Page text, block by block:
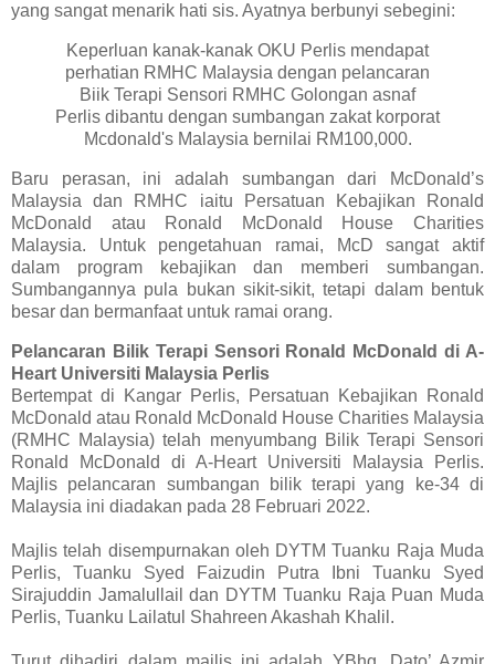
yang sangat menarik hati sis. Ayatnya berbunyi sebegini:
Keperluan kanak-kanak OKU Perlis mendapat
perhatian RMHC Malaysia dengan pelancaran
Biik Terapi Sensori RMHC Golongan asnaf
Perlis dibantu dengan sumbangan zakat korporat
Mcdonald's Malaysia bernilai RM100,000.
Baru perasan, ini adalah sumbangan dari McDonald’s
Malaysia dan RMHC iaitu Persatuan Kebajikan Ronald
McDonald atau Ronald McDonald House Charities
Malaysia. Untuk pengetahuan ramai, McD sangat aktif
dalam program kebajikan dan memberi sumbangan.
Sumbangannya pula bukan sikit-sikit, tetapi dalam bentuk
besar dan bermanfaat untuk ramai orang.
Pelancaran Bilik Terapi Sensori Ronald McDonald di A-
Heart Universiti Malaysia Perlis
Bertempat di Kangar Perlis, Persatuan Kebajikan Ronald
McDonald atau Ronald McDonald House Charities Malaysia
(RMHC Malaysia) telah menyumbang Bilik Terapi Sensori
Ronald McDonald di A-Heart Universiti Malaysia Perlis.
Majlis pelancaran sumbangan bilik terapi yang ke-34 di
Malaysia ini diadakan pada 28 Februari 2022.
Majlis telah disempurnakan oleh DYTM Tuanku Raja Muda
Perlis, Tuanku Syed Faizudin Putra Ibni Tuanku Syed
Sirajuddin Jamalullail dan DYTM Tuanku Raja Puan Muda
Perlis, Tuanku Lailatul Shahreen Akashah Khalil.